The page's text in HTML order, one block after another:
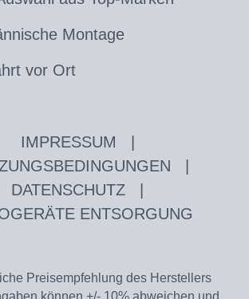
Montage
vor Ort
IMPRESSUM
DATENSCHUTZ
ENTSORGUNG
Preisempfehlung des Herstellers
können +/- 10% abweichen und